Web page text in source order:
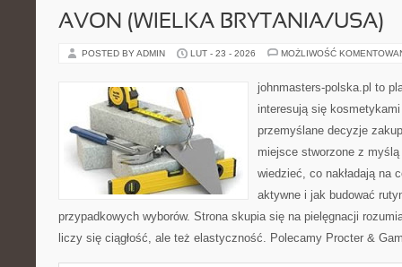
AVON (WIELKA BRYTANIA/USA)
POSTED BY ADMIN LUT - 23 - 2026 MOŻLIWOŚĆ
johnmasters-polska.pl to
interesują się
przemyślane decyzje
miejsce stworzone z
wiedzieć, co nakładają na
aktywne i jak budować
przypadkowych wyborów. Strona skupia się na pielęgnacji
liczy się ciągłość, ale też elastyczność. Polecamy Procter &